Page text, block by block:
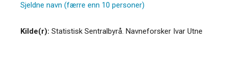
Sjeldne navn (færre enn 10 personer)
Kilde(r): Statistisk Sentralbyrå. Navneforsker Ivar Utne